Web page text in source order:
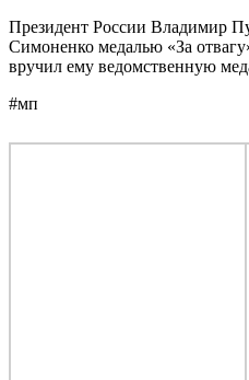
Президент России Владимир
Симоненко медалью «За
вручил ему ведомственную
#мп